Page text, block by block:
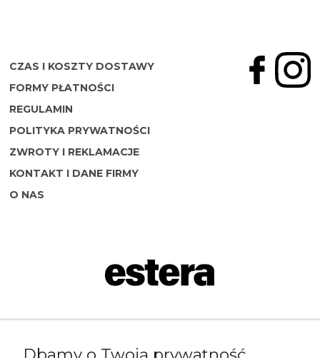
CZAS I KOSZTY DOSTAWY
FORMY PŁATNOŚCI
REGULAMIN
POLITYKA PRYWATNOŚCI
ZWROTY I REKLAMACJE
KONTAKT I DANE FIRMY
O NAS
shop@esterashop.com